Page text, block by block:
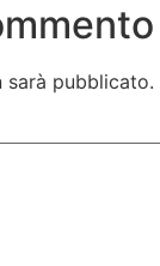
sarà pubblicato.